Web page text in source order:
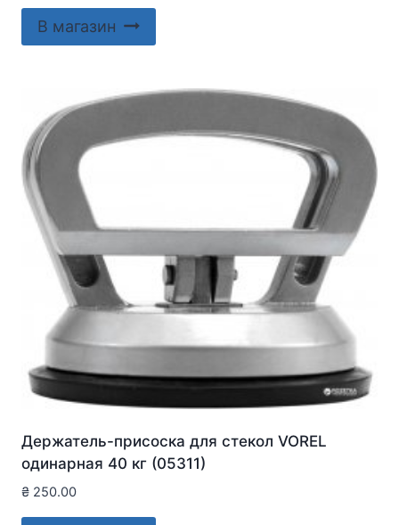
В магазин
Держатель-присоска для стекол VOREL
одинарная 40 кг (05311)
₴ 250.00